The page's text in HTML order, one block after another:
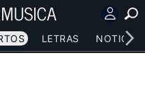
LETRAS NOTICIAS